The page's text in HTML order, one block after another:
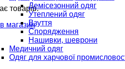
товарів.
магазин
Демісезонний одяг
Утеплений одяг
Взуття
Спорядження
Нашивки, шеврони
Медичний одяг
Одяг для харчової